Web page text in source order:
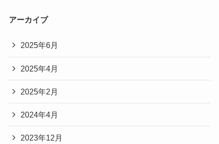
アーカイブ
2025年6月
2025年4月
2025年2月
2024年4月
2023年12月